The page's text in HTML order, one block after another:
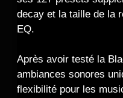
decay et la taille de la
EQ.
Après avoir testé la
ambiances sonores
flexibilité pour les